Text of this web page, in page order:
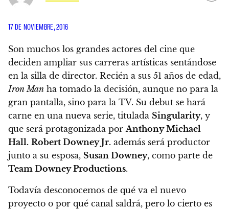
17 DE NOVIEMBRE, 2016
Son muchos los grandes actores del cine que
deciden ampliar sus carreras artísticas sentándose
en la silla de director. Recién a sus 51 años de edad,
Iron Man ha tomado la decisión, aunque no para la
gran pantalla, sino para la TV. Su debut se hará
carne en una nueva serie, titulada Singularity, y
que será protagonizada por Anthony Michael
Hall. Robert Downey Jr. además será productor
junto a su esposa, Susan Downey, como parte de
Team Downey Productions.
Todavía desconocemos de qué va el nuevo
proyecto o por qué canal saldrá, pero lo cierto es